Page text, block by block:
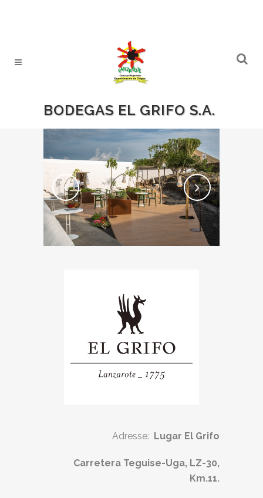
BODEGAS EL GRIFO S.A.
Adresse: Lugar El Grifo
Carretera Teguise-Uga, LZ-30,
Km.11.